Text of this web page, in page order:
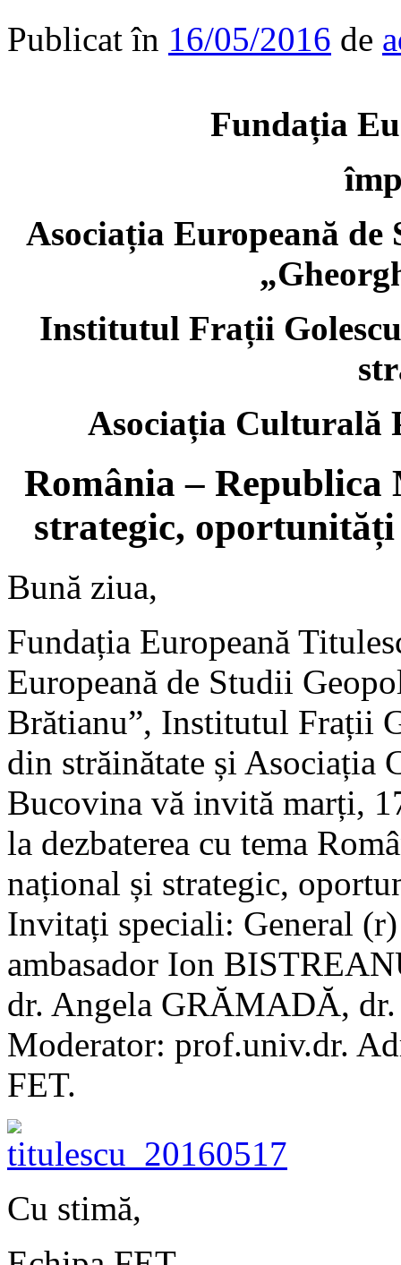
Publicat în 16/05/2016 de
Fundația
Asociația Europeană de
Institutul Frații
Asociația Culturală
România –
strategic,
Bună ziua,
Fundația Europeană
Europeană de Studii
Brătianu”, Institutul Frații
din străinătate și Asociația
Bucovina vă invită marți,
la dezbaterea cu tema
național și strategic,
Invitați speciali: General
ambasador Ion
dr. Angela GRĂMADĂ,
Moderator: prof.univ.dr.
FET.
Cu stimă,